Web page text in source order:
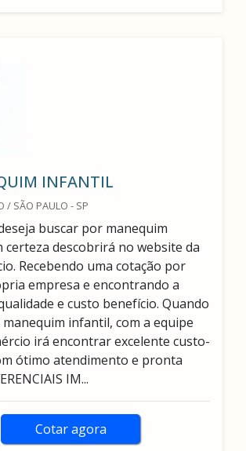
INFANTIL
/ SÃO PAULO - SP
buscar por manequim
certeza descobrirá no website da
Recebendo uma cotação por
empresa e encontrando a
e custo benefício. Quando
infantil, com a equipe
irá encontrar excelente custo-
ótimo atendimento e pronta
IM...
Cotar agora